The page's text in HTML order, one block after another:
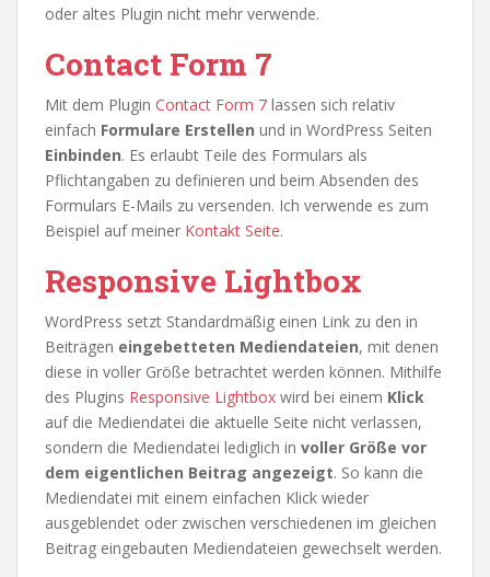
oder altes Plugin nicht mehr verwende.
Contact Form 7
Mit dem Plugin Contact Form 7 lassen sich relativ
einfach Formulare Erstellen und in WordPress Seiten
Einbinden. Es erlaubt Teile des Formulars als
Pflichtangaben zu definieren und beim Absenden des
Formulars E-Mails zu versenden. Ich verwende es zum
Beispiel auf meiner Kontakt Seite.
Responsive Lightbox
WordPress setzt Standardmäßig einen Link zu den in
Beiträgen eingebetteten Mediendateien, mit denen
diese in voller Größe betrachtet werden können. Mithilfe
des Plugins Responsive Lightbox wird bei einem Klick
auf die Mediendatei die aktuelle Seite nicht verlassen,
sondern die Mediendatei lediglich in voller Größe vor
dem eigentlichen Beitrag angezeigt. So kann die
Mediendatei mit einem einfachen Klick wieder
ausgeblendet oder zwischen verschiedenen im gleichen
Beitrag eingebauten Mediendateien gewechselt werden.